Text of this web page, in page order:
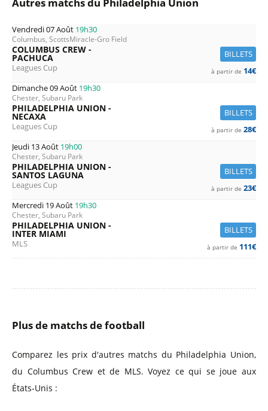
Vendredi 07 Août 19h30
Columbus, ScottsMiracle-Gro Field
BILLETS
COLUMBUS CREW -
PACHUCA
Leagues Cup à partir de 14€
Dimanche 09 Août 19h30
Chester, Subaru Park
BILLETS
PHILADELPHIA UNION -
NECAXA
Leagues Cup à partir de 28€
Jeudi 13 Août 19h00
Chester, Subaru Park
BILLETS
PHILADELPHIA UNION -
SANTOS LAGUNA
Leagues Cup à partir de 23€
Mercredi 19 Août 19h30
Chester, Subaru Park
BILLETS
PHILADELPHIA UNION -
INTER MIAMI
MLS à partir de 111€
Plus de matchs de football
Comparez les prix d'autres matchs du Philadelphia Union,
du Columbus Crew et de MLS. Voyez ce qui se joue aux
États-Unis :